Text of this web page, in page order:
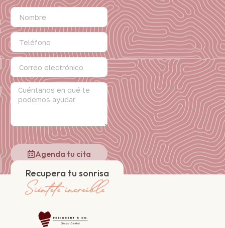
Agenda tu cita
Recupera tu sonrisa